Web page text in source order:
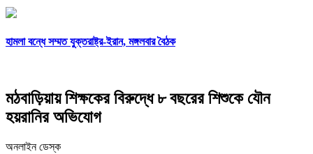
হামলা বন্ধে সম্মত যুক্তরাষ্ট্র-ইরান, মঙ্গলবার বৈঠক
মঠবাড়িয়ায় শিক্ষকের বিরুদ্ধে ৮ বছরের শিশুকে যৌন
হয়রানির অভিযোগ
অনলাইন ডেস্ক